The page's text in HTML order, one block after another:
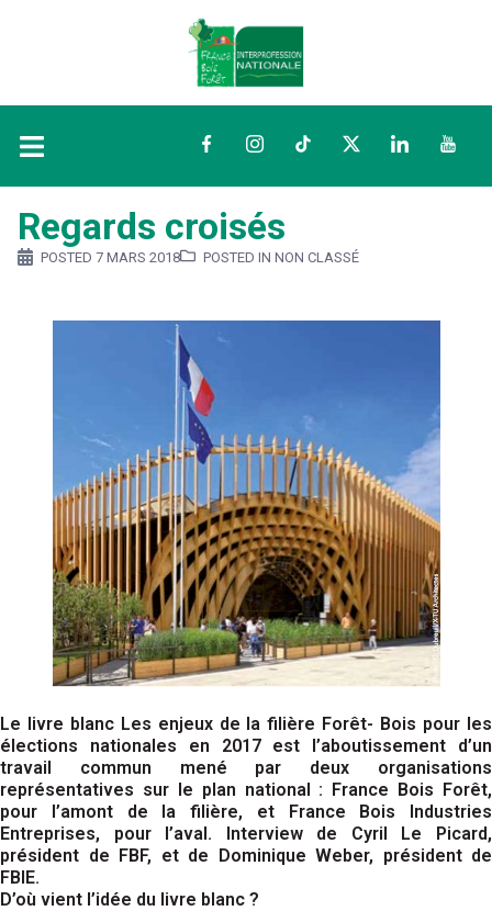
FacebookInstagramTikTokTwitterLinkedIn
Regards croisés
POSTED 7 MARS 2018 POSTED IN NON CLASSÉ
Le livre blanc Les enjeux de la filière Forêt- Bois pour les
élections nationales en 2017 est l’aboutissement d’un
travail commun mené par deux organisations
représentatives sur le plan national : France Bois Forêt,
pour l’amont de la filière, et France Bois Industries
Entreprises, pour l’aval. Interview de Cyril Le Picard,
président de FBF, et de Dominique Weber, président de
FBIE.
D’où vient l’idée du livre blanc ?